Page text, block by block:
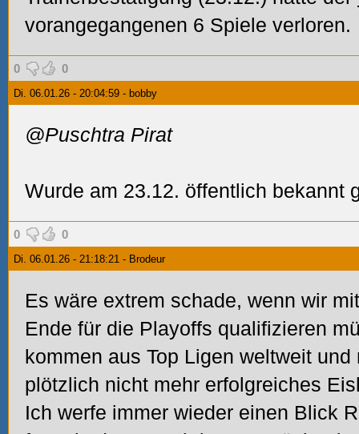
vorangegangenen 6 Spiele verloren.
0 0
Di. 06.01.26 - 20:04:59 - bobby
@Puschtra Pirat
Wurde am 23.12. öffentlich bekannt
0 0
Di. 06.01.26 - 21:18:21 - Brodeur
Es wäre extrem schade, wenn wir
Ende für die Playoffs qualifizieren
kommen aus Top Ligen weltweit
plötzlich nicht mehr erfolgreiches
Ich werfe immer wieder einen Blick